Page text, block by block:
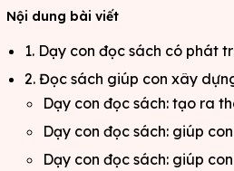
Nội dung bài viết
1. Dạy con đọc sách có phát
2. Đọc sách giúp con xây
Dạy con đọc sách: tạo ra
Dạy con đọc sách: giúp
Dạy con đọc sách: giúp